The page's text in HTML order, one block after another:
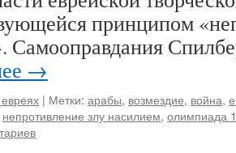
принципом
Самооправдания
→
| Метки: арабы, возмездие, война,
непротивление злу насилием, олимпиада